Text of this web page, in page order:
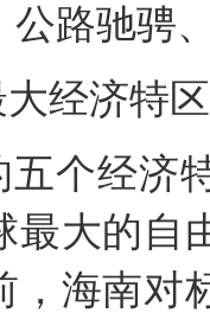
公路驰骋
大经济特
五个经济
最大的自
，海南对